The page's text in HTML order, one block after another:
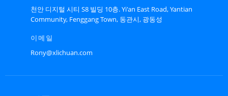
천안 디지털 시티 S8 빌딩 10층. Yi'an East Road, Yantian
Community, Fenggang Town, 동관시, 광동성
이메일
Rony@xlichuan.com